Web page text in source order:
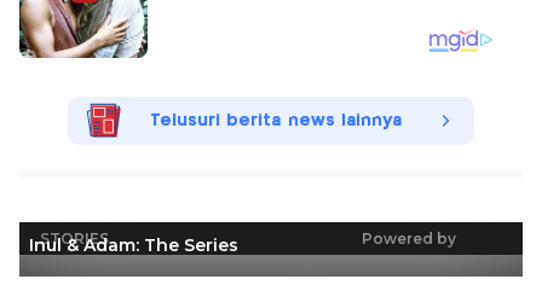
Telusuri berita news lainnya